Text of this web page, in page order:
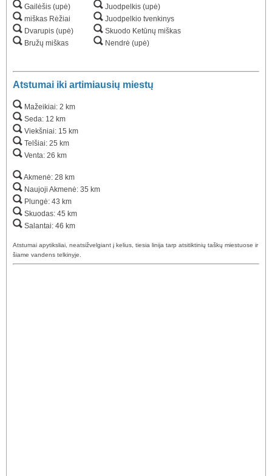
Gailėšis (upė)
miškas Rėžiai
Dvarupis (upė)
Bružų miškas
Juodpelkis (upė)
Juodpelkio tvenkinys
Skuodo Ketūnų miškas
Nendrė (upė)
Atstumai iki artimiausių miestų
Mažeikiai: 2 km
Seda: 12 km
Viekšniai: 15 km
Telšiai: 25 km
Venta: 26 km
Akmenė: 28 km
Naujoji Akmenė: 35 km
Plungė: 43 km
Skuodas: 45 km
Salantai: 46 km
Atstumai apytiksliai, neatsižvelgiant į kelius, tiesia linija tarp atsitiktinių taškų miestuose ir
šiame vandens telkinyje.